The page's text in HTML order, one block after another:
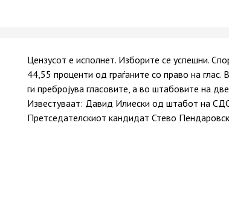
Цензусот е исполнет. Изборите се успешни.
44,55 проценти од граѓаните со право на
ги пребројува гласовите, а во штабовите на
Известуваат: Давид Илиески од штабот на
Претседателскиот кандидат Стево